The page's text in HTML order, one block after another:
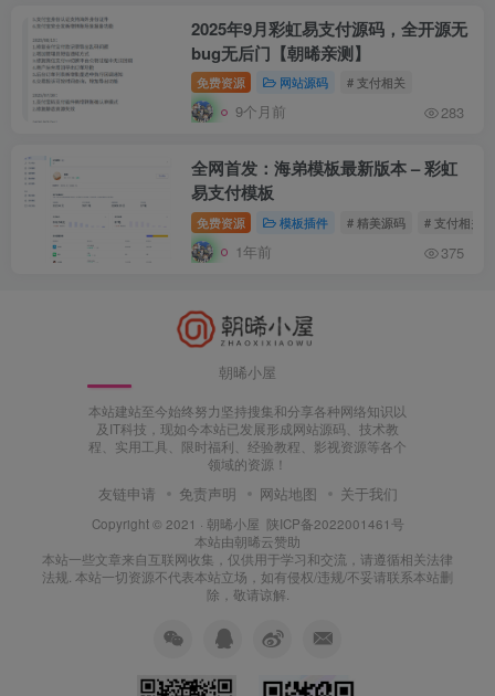
2025年9月彩虹易支付源码，全开源无
bug无后门【朝晞亲测】
免费资源 网站源码 # 支付相关
9个月前 283
全网首发：海弟模板最新版本 – 彩虹
易支付模板
免费资源 模板插件 # 精美源码 # 支付相关
1年前 375
朝晞小屋
本站建站至今始终努力坚持搜集和分享各种网络知识以
及IT科技，现如今本站已发展形成网站源码、技术教
程、实用工具、限时福利、经验教程、影视资源等各个
领域的资源！
友链申请 免责声明 网站地图 关于我们
Copyright © 2021 · 朝晞小屋 陕ICP备2022001461号
本站由朝晞云赞助
本站一些文章来自互联网收集，仅供用于学习和交流，请遵循相关法律
法规. 本站一切资源不代表本站立场，如有侵权/违规/不妥请联系本站删
除，敬请谅解.